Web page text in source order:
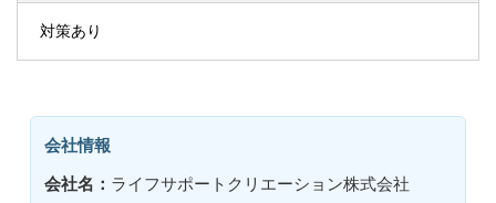
対策あり
会社情報
会社名： ライフサポートクリエーション株式会社